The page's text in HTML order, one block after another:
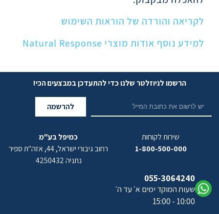
לקריאה והורדה של הוראות השימוש
למידע נוסף אודות מוצרי Natural Response
הרשמו לניוזלטר שלנו כדי להתעדכן במבצעים הכי!
להרשמה
שירות לקוחות
1-800-500-000
055-3064240
שעות המוקד ימים א׳ עד ה׳
10:00 - 15:00
כמיפל בע"מ
רחוב גיבורי ישראל, 44, אזה"ת ספיר
נתניה 4250432